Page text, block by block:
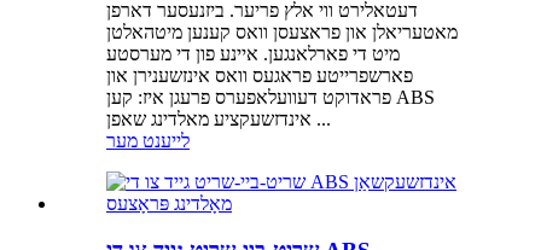
דעטאלירט ווי אלץ פריער. ביזנעסער דארפן
מאטעריאלן און פראצעסן וואס קענען מיטהאלטן
מיט די פארלאנגען. איינע פון ​​די מערסטע
פארשפרייטע פראגעס וואס אינזשענירן און
פראדוקט דעוועלאפערס פרעגן איז: קען ABS
אינדזשעקציע מאלדינג שאפן ...
לייענט מער